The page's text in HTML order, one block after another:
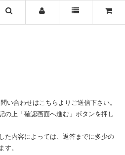
い合わせはこちらよりご送信下さい。
の上「確認画面へ進む」ボタンを押し
た内容によっては、返答までに多少の
す。